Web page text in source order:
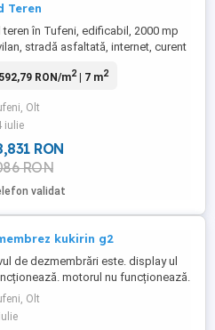
Teren
teren în Tufeni, edificabil, 2000 mp
stradă asfaltată, internet, curent
4000 metri agricoli,toată
două întrări posibile față și spate.
intravilană actualmente livadă
...
RON/m2| 7 m2
Olt
iulie
RON
RON
validat
kukirin g2
de dezmembrări este. display ul
motorul nu funcționează.
de frână sunt puțin de teorierate.
mai merită să l fac.
Olt